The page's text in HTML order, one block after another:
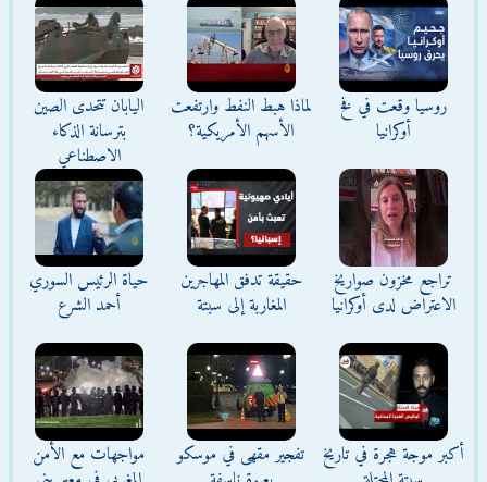
روسيا وقعت في فخ
أوكرانيا
لماذا هبط النفط وارتفعت
الأسهم الأمريكية؟
اليابان تتحدى الصين
بترسانة الذكاء
الاصطناعي
تراجع مخزون صواريخ
الاعتراض لدى أوكرانيا
حقيقة تدفق المهاجرين
المغاربة إلى سبتة
حياة الرئيس السوري
أحمد الشرع
أكبر موجة هجرة في تاريخ
تفجير مقهى في موسكو
مواجهات مع الأمن